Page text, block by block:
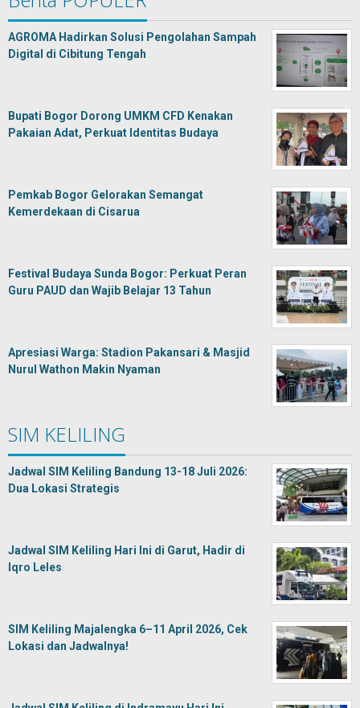
AGROMA Hadirkan Solusi Pengolahan Sampah
Digital di Cibitung Tengah
Bupati Bogor Dorong UMKM CFD Kenakan
Pakaian Adat, Perkuat Identitas Budaya
Pemkab Bogor Gelorakan Semangat
Kemerdekaan di Cisarua
Festival Budaya Sunda Bogor: Perkuat Peran
Guru PAUD dan Wajib Belajar 13 Tahun
Apresiasi Warga: Stadion Pakansari & Masjid
Nurul Wathon Makin Nyaman
SIM KELILING
Jadwal SIM Keliling Bandung 13-18 Juli 2026:
Dua Lokasi Strategis
Jadwal SIM Keliling Hari Ini di Garut, Hadir di
Iqro Leles
SIM Keliling Majalengka 6–11 April 2026, Cek
Lokasi dan Jadwalnya!